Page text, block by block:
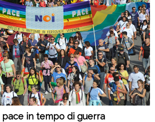
in tempo di guerra